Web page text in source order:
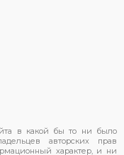
в какой бы то ни было
авторских прав
характер, и ни